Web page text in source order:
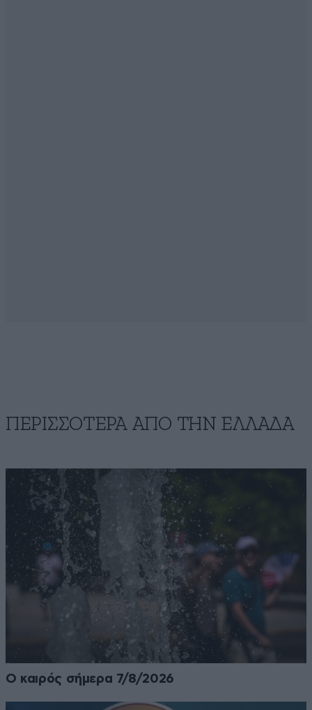
ΠΕΡΙΣΣΟΤΕΡΑ ΑΠΟ ΤΗΝ ΕΛΛΑΔΑ
Ο καιρός σήμερα 7/8/2026